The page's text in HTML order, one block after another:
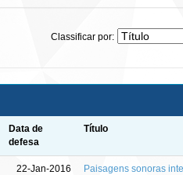
Classificar por:
Data de
defesa
Título
22-Jan-2016
Paisagens sonoras